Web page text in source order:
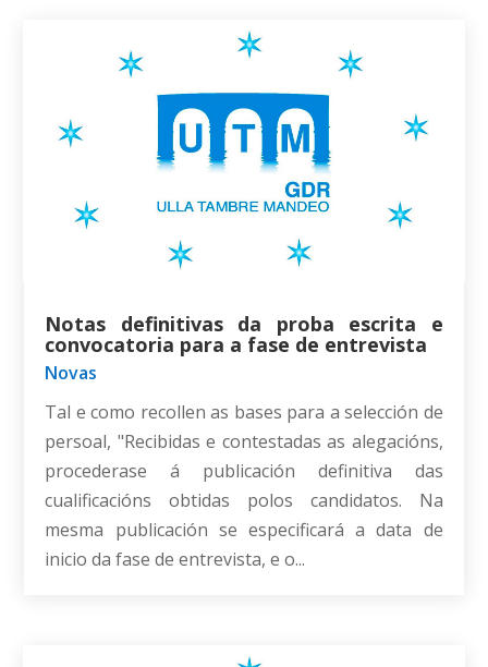
Notas definitivas da proba escrita e
convocatoria para a fase de entrevista
Novas
Tal e como recollen as bases para a selección de
persoal, "Recibidas e contestadas as alegacións,
procederase á publicación definitiva das
cualificacións obtidas polos candidatos. Na
mesma publicación se especificará a data de
inicio da fase de entrevista, e o...